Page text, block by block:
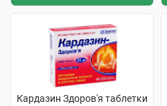
Кардазин Здоров'я таблетки